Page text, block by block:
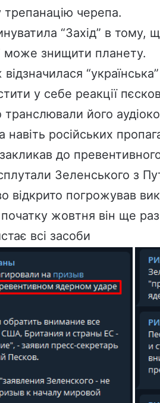
трепанацію черепа.
“Захід” в тому,
може знищити планету.
у себе реакції
його
російських
до
Зеленського з
відкрито погрожував
жовтня він ще
всі засоби